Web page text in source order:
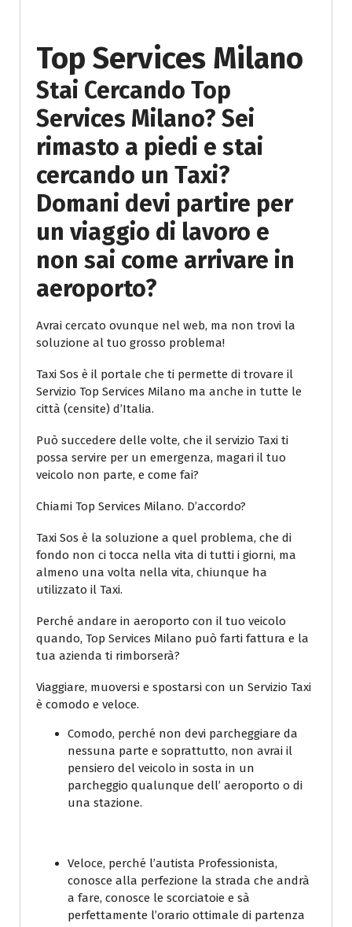
Top Services Milano
Stai Cercando Top
Services Milano? Sei
rimasto a piedi e stai
cercando un Taxi?
Domani devi partire per
un viaggio di lavoro e
non sai come arrivare in
aeroporto?
Avrai cercato ovunque nel web, ma non trovi la
soluzione al tuo grosso problema!
Taxi Sos è il portale che ti permette di trovare il
Servizio Top Services Milano ma anche in tutte le
città (censite) d’Italia.
Può succedere delle volte, che il servizio Taxi ti
possa servire per un emergenza, magari il tuo
veicolo non parte, e come fai?
Chiami Top Services Milano. D’accordo?
Taxi Sos è la soluzione a quel problema, che di
fondo non ci tocca nella vita di tutti i giorni, ma
almeno una volta nella vita, chiunque ha
utilizzato il Taxi.
Perché andare in aeroporto con il tuo veicolo
quando, Top Services Milano può farti fattura e la
tua azienda ti rimborserà?
Viaggiare, muoversi e spostarsi con un Servizio Taxi
è comodo e veloce.
Comodo, perché non devi parcheggiare da
nessuna parte e soprattutto, non avrai il
pensiero del veicolo in sosta in un
parcheggio qualunque dell’ aeroporto o di
una stazione.
Veloce, perché l’autista Professionista,
conosce alla perfezione la strada che andrà
a fare, conosce le scorciatoie e sà
perfettamente l’orario ottimale di partenza